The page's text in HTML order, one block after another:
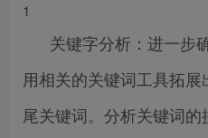
1
关键字分析：进一步
用相关的关键词工具拓
尾关键词。分析关键词